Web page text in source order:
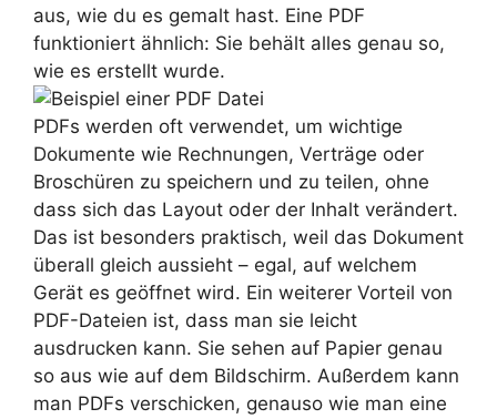
aus, wie du es gemalt hast. Eine PDF
funktioniert ähnlich: Sie behält alles genau so,
wie es erstellt wurde.
PDFs werden oft verwendet, um wichtige
Dokumente wie Rechnungen, Verträge oder
Broschüren zu speichern und zu teilen, ohne
dass sich das Layout oder der Inhalt verändert.
Das ist besonders praktisch, weil das Dokument
überall gleich aussieht – egal, auf welchem
Gerät es geöffnet wird. Ein weiterer Vorteil von
PDF-Dateien ist, dass man sie leicht
ausdrucken kann. Sie sehen auf Papier genau
so aus wie auf dem Bildschirm. Außerdem kann
man PDFs verschicken, genauso wie man eine